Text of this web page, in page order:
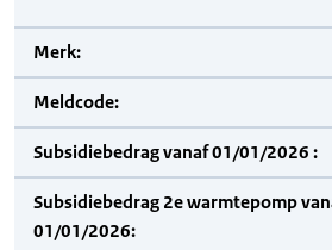
Merk:
Meldcode:
Subsidiebedrag vanaf 01/01/2026 :
Subsidiebedrag 2e warmtepomp
01/01/2026: